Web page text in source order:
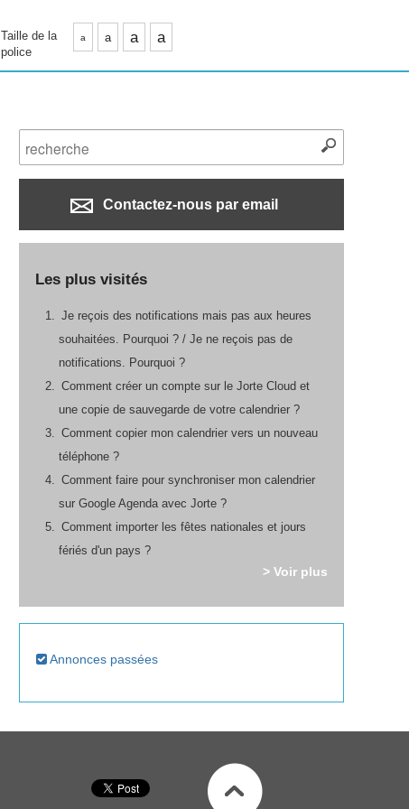
Taille de la
police
a a a a
Contactez-nous par email
Les plus visités
Je reçois des notifications mais pas aux heures
souhaitées. Pourquoi ? / Je ne reçois pas de
notifications. Pourquoi ?
Comment créer un compte sur le Jorte Cloud et
une copie de sauvegarde de votre calendrier ?
Comment copier mon calendrier vers un nouveau
téléphone ?
Comment faire pour synchroniser mon calendrier
sur Google Agenda avec Jorte ?
Comment importer les fêtes nationales et jours
fériés d'un pays ?
> Voir plus
Annonces passées